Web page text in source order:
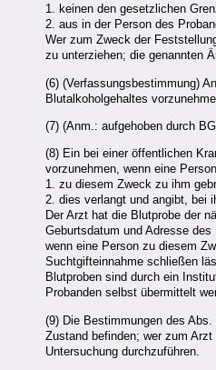
1. keinen den gesetzlichen
2. aus in der Person des
Wer zum Zweck der
zu unterziehen; die genannten
(6) (Verfassungsbestimmung)
Blutalkoholgehaltes
(7) (Anm.: aufgehoben durch
(8) Ein bei einer öffentlichen
vorzunehmen, wenn eine Person
1. zu diesem Zweck zu ihm
2. dies verlangt und angibt, bei
Der Arzt hat die Blutprobe der
Geburtsdatum und Adresse
wenn eine Person zu diesem
Suchtgifteinnahme schließen
Blutproben sind durch ein
Probanden selbst übermittelt
(9) Die Bestimmungen des
Zustand befinden; wer zum
Untersuchung durchzuführen.